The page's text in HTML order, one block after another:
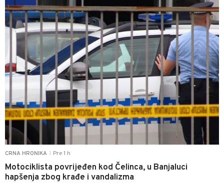
CRNA HRONIKA Pre 1 h
Motociklista povrijeđen kod Čelinca, u Banjaluci
hapšenja zbog krađe i vandalizma